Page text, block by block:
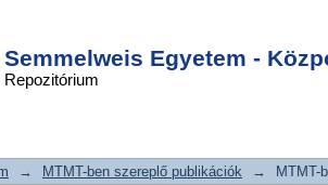
Semmelweis Egyetem -
Repozitórium
szereplő publikációk
dátuma szerint
→ MTMT-ben szereplő publikációk → MTMT-